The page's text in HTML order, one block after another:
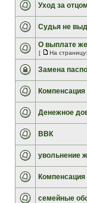
Уход за отцом
Судья не
О выплате
[ На страницу:
Замена
Денежное
ВВК
увольнение
Компенсация
семейные